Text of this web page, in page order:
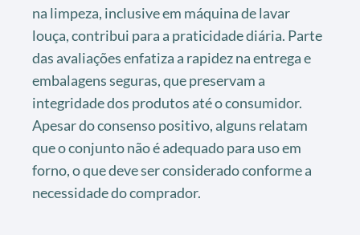
na limpeza, inclusive em máquina de lavar
louça, contribui para a praticidade diária. Parte
das avaliações enfatiza a rapidez na entrega e
embalagens seguras, que preservam a
integridade dos produtos até o consumidor.
Apesar do consenso positivo, alguns relatam
que o conjunto não é adequado para uso em
forno, o que deve ser considerado conforme a
necessidade do comprador.